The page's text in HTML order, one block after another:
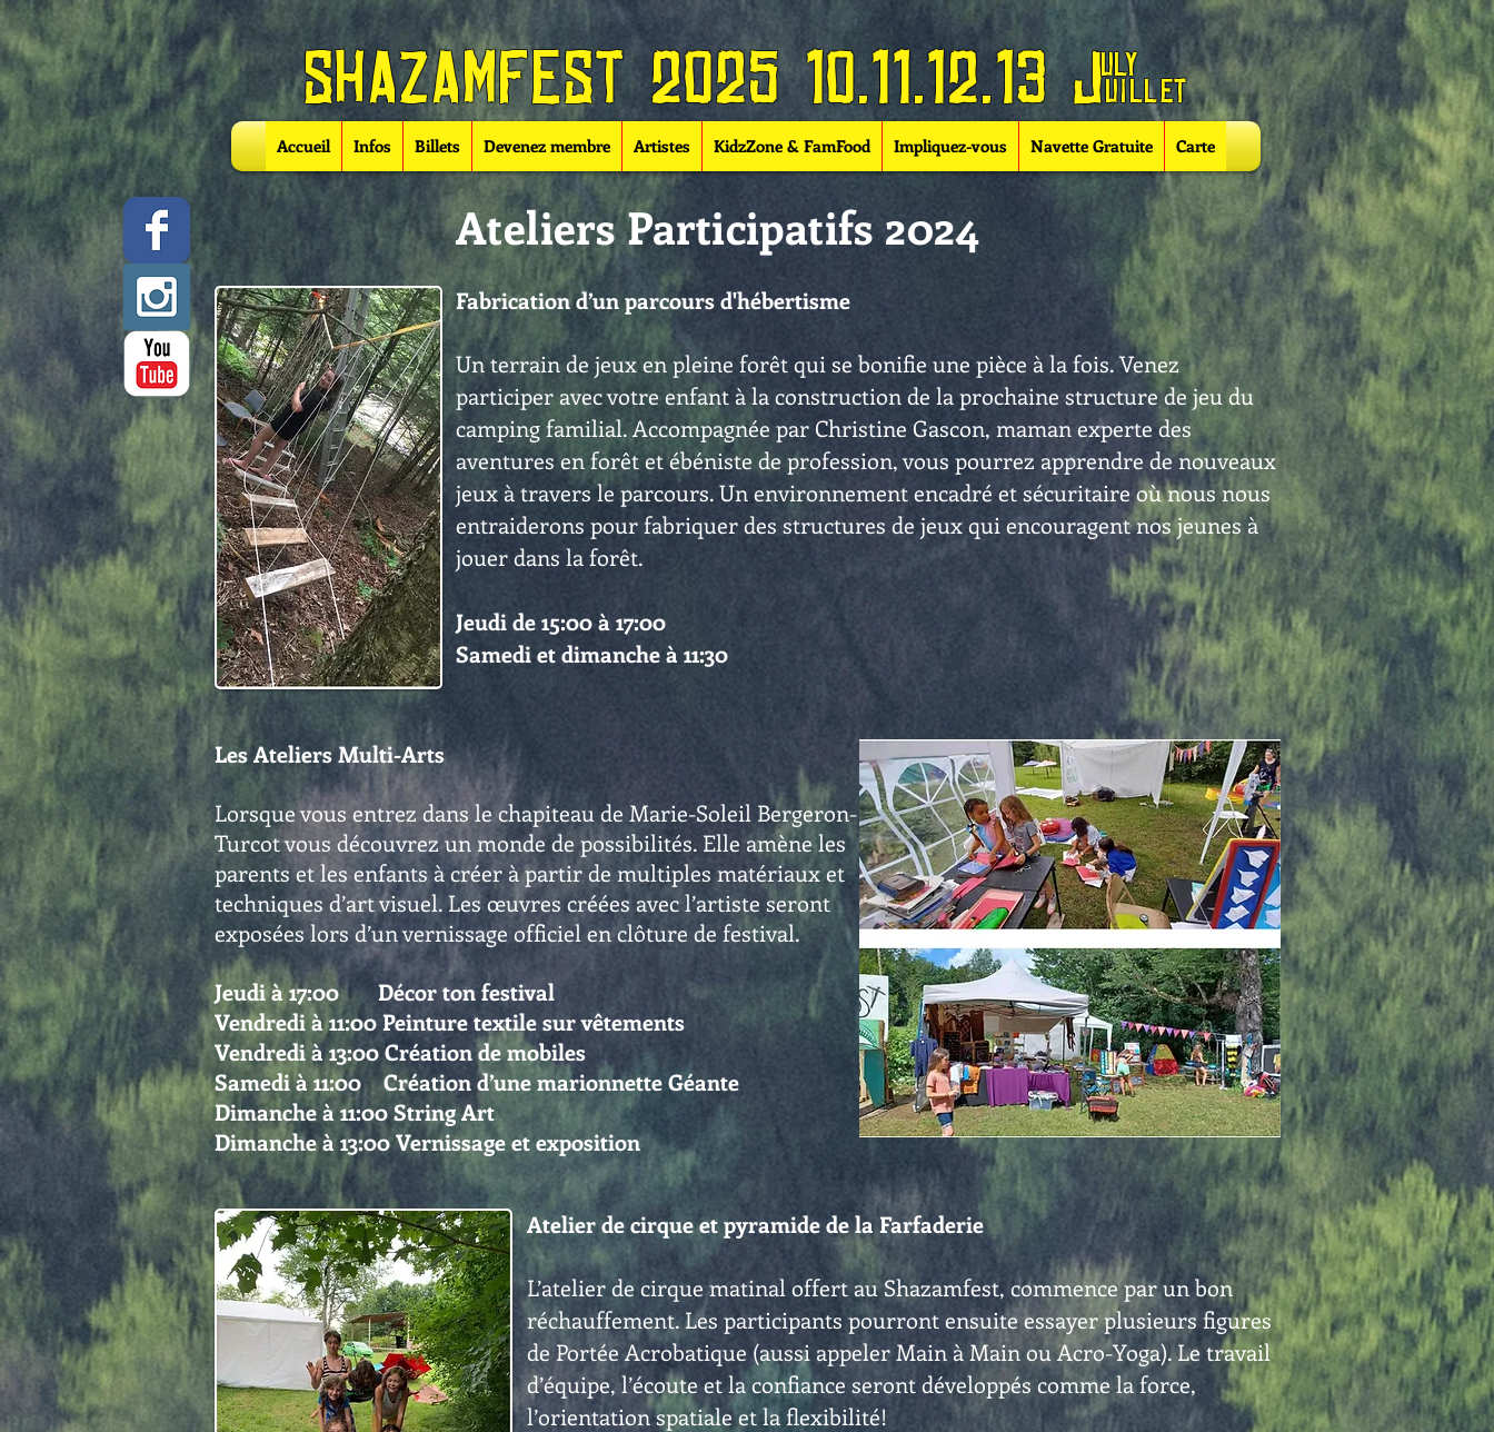
Accueil Infos Billets Devenez membre Artistes KidzZone & FamFood Impliquez-vous Navette Gratuite Carte
ShazamFest 2025 10.11.12.13Juillet
uly
Ateliers Participatifs 2024
Fabrication d’un parcours d'hébertisme
Un terrain de jeux en pleine forêt qui se bonifie une pièce à la fois. Venez
participer avec votre enfant à la construction de la prochaine structure de jeu du
camping familial. Accompagnée par Christine Gascon, maman experte des
aventures en forêt et ébéniste de profession, vous pourrez apprendre de nouveaux
jeux à travers le parcours. Un environnement encadré et sécuritaire où nous nous
entraiderons pour fabriquer des structures de jeux qui encouragent nos jeunes à
jouer dans la forêt.
Jeudi de 15:00 à 17:00
Samedi et dimanche à 11:30
Les Ateliers Multi-Arts
Lorsque vous entrez dans le chapiteau de Marie-Soleil Bergeron-
Turcot vous découvrez un monde de possibilités. Elle amène les
parents et les enfants à créer à partir de multiples matériaux et
techniques d’art visuel. Les œuvres créées avec l’artiste seront
exposées lors d’un vernissage officiel en clôture de festival.
Jeudi à 17:00 Décor ton festival
Vendredi à 11:00 Peinture textile sur vêtements
Vendredi à 13:00 Création de mobiles
Samedi à 11:00 Création d’une marionnette Géante
Dimanche à 11:00 String Art
Dimanche à 13:00 Vernissage et exposition
Atelier de cirque et pyramide de la Farfaderie
L’atelier de cirque matinal offert au Shazamfest, commence par un bon
réchauffement. Les participants pourront ensuite essayer plusieurs figures
de Portée Acrobatique (aussi appeler Main à Main ou Acro-Yoga). Le travail
d’équipe, l’écoute et la confiance seront développés comme la force,
l’orientation spatiale et la flexibilité!